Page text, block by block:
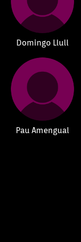
Domingo Llull
Pau Amengual